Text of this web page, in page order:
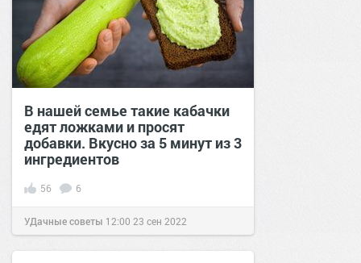
В нашей семье такие кабачки
едят ложками и просят
добавки. Вкусно за 5 минут из 3
ингредиентов
56 6
УДачные советы 12:00 23 сен 2022